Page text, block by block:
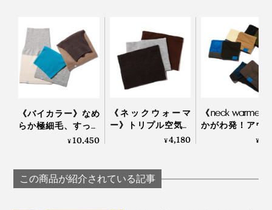
《バイカラー》なめ
らか極細毛、すっき
り軽い着け心地の
¥10,450
《ネックウォーマ
ー》トリプル空気層
で冷気をブロックす
寒がり屋さん
¥4,180
《neck warmer
かがわ発！アウ
アにも、通勤に
¥
この商品が紹介されている記事